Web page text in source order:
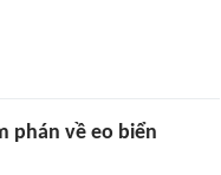
phán về eo biển